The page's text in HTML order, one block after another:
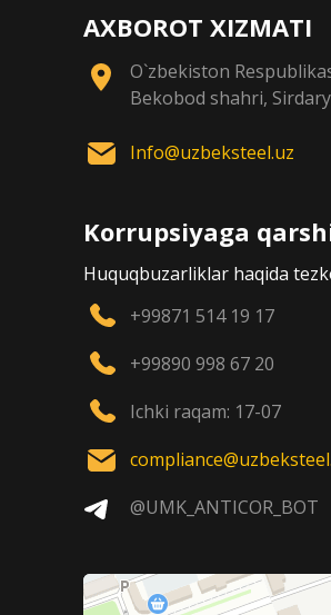
AXBOROT XIZMATI
O`zbekiston
Bekobod shahri,
Info@uzbeksteel.uz
Korrupsiyaga
Huquqbuzarliklar haqida
+99871 514 19 17
+99890 998 67 20
Ichki raqam: 17-07
@UMK_ANTICOR_BOT